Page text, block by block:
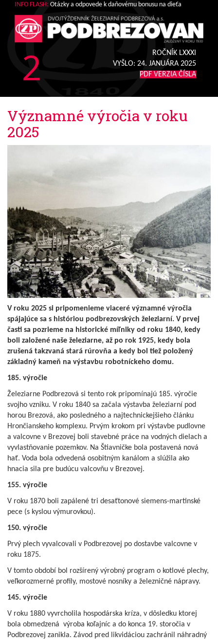
INFO FLASH: Otázky a odpovede k daňovému bonusu na dieťa
2
ROČNÍK LXXXI
VYŠLO: 24. JANUÁRA 2025
PDF VERZIA ČÍSLA
Významné výročia v roku
2025
V roku 2025 si pripomenieme viaceré významné výročia
spájajúce sa s históriou podbrezovských železiarní. V prvej
časti sa pozrieme na historické míľniky od roku 1840, kedy
boli založené naše železiarne, až po rok 1925, kedy bola
zrušená takzvaná stará rúrovňa a kedy bol tiež položený
základný kameň na výstavbu robotníckeho domu.
185. výročie
Železiarne Podbrezová si tento rok pripomínajú 185. výročie
svojho vzniku. V roku 1840 sa začala výstavba železiarní pod
horou Brezová, ako posledného a najtechnickejšieho článku
Hrončianskeho komplexu. Prvým krokom pri výstavbe pudlovne
a valcovne v Brezovej boli stavebné práce na vodných dielach a
vyvlastňovanie pozemkov. Na Štiavničke bola postavená nová
hať. Voda bola odvedená osobitným kanálom a slúžila ako
hnacia sila pre budúcu valcovňu v Brezovej.
155. výročie
V roku 1870 boli zapálené tri desaťtonové siemens-martinské
pece (s kyslou výmurovkou).
150. výročie
Prvý plech vyvalcovali v Podbrezovej po dostavbe valcovne v
roku 1875.
V tomto období bol rozšírený výrobný program o kotlové plechy,
veľkorozmerné profily, mostové nosníky a železničné nápravy.
145. výročie
V roku 1880 vyvrcholila hospodárska kríza, v dôsledku ktorej
bola obmedzená výroba koľajníc a do konca 19. storočia v
Podbrezovej zanikla. Závod pred likvidáciou zachránil náhradný